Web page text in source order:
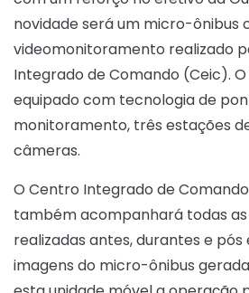
novidade será um micro-ônibus
videomonitoramento realizado
Integrado de Comando (Ceic).
equipado com tecnologia de
monitoramento, três estações
câmeras.
O Centro Integrado de
também acompanhará todas as
realizadas antes, durantes e pós
imagens do micro-ônibus